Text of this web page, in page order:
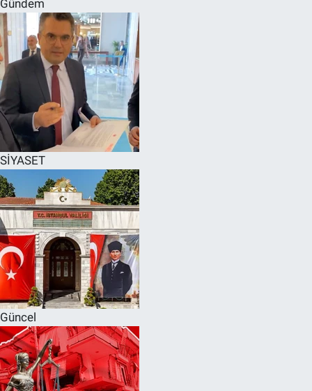
Gündem
SİYASET
Güncel
SPOR
RESMİ İLANLAR